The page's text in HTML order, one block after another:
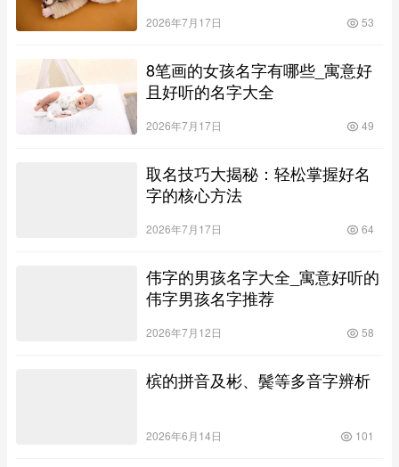
2026年7月17日 53
8笔画的女孩名字有哪些_寓意好
且好听的名字大全
2026年7月17日 49
取名技巧大揭秘：轻松掌握好名
字的核心方法
2026年7月17日 64
伟字的男孩名字大全_寓意好听的
伟字男孩名字推荐
2026年7月12日 58
槟的拼音及彬、鬓等多音字辨析
2026年6月14日 101